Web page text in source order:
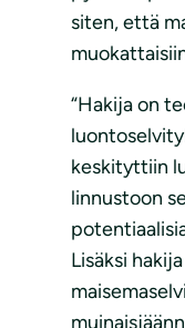
siten, että
“Hakija on
keskityttiin
linnustoon
Lisäksi